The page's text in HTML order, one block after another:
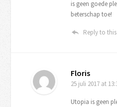
is geen goede
beterschap toe!
Reply to
Floris
25 juli 2017 at
Utopia is geen